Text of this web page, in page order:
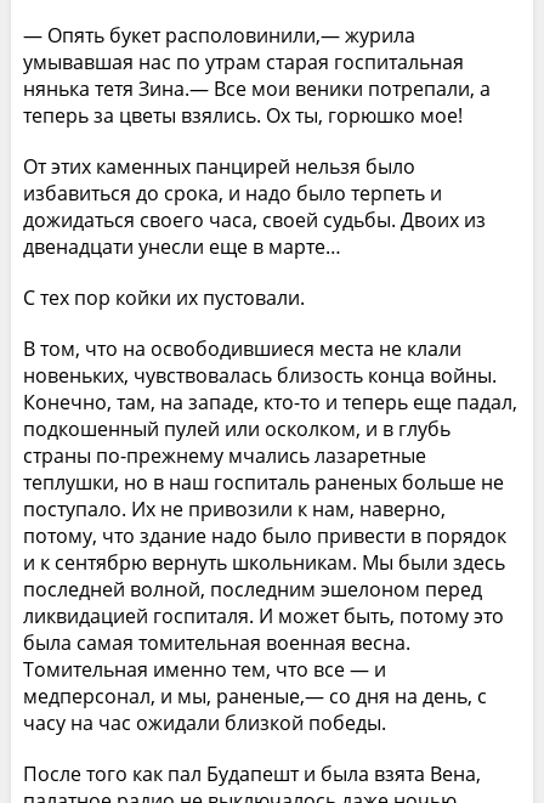
— Опять букет располовинили,— журила
умывавшая нас по утрам старая госпитальная
нянька тетя Зина.— Все мои веники потрепали, а
теперь за цветы взялись. Ох ты, горюшко мое!
От этих каменных панцирей нельзя было
избавиться до срока, и надо было терпеть и
дожидаться своего часа, своей судьбы. Двоих из
двенадцати унесли еще в марте…
С тех пор койки их пустовали.
В том, что на освободившиеся места не клали
новеньких, чувствовалась близость конца войны.
Конечно, там, на западе, кто-то и теперь еще падал,
подкошенный пулей или осколком, и в глубь
страны по-прежнему мчались лазаретные
теплушки, но в наш госпиталь раненых больше не
поступало. Их не привозили к нам, наверно,
потому, что здание надо было привести в порядок
и к сентябрю вернуть школьникам. Мы были здесь
последней волной, последним эшелоном перед
ликвидацией госпиталя. И может быть, потому это
была самая томительная военная весна.
Томительная именно тем, что все — и
медперсонал, и мы, раненые,— со дня на день, с
часу на час ожидали близкой победы.
После того как пал Будапешт и была взята Вена,